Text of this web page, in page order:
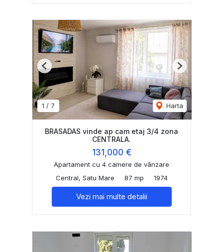
1 / 7 Harta
Previous Next
BRASADAS vinde ap cam etaj 3/4 zona
CENTRALA.
131,000 €
Apartament cu 4 camere de vânzare
Central, Satu Mare
87 mp 1974
Vezi mai multe detalii